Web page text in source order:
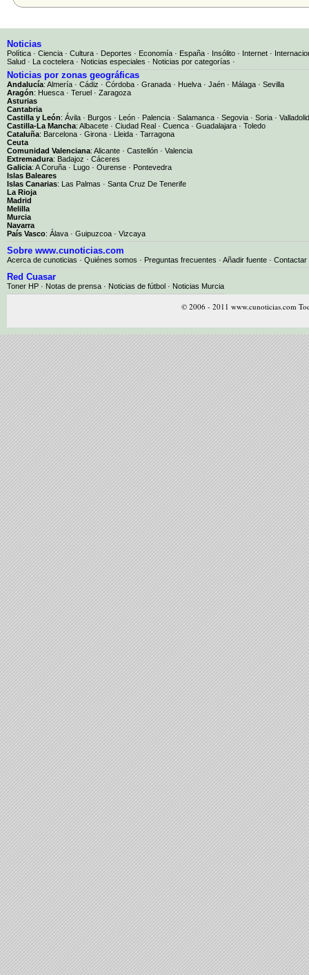
Noticias
Política · Ciencia · Cultura · Deportes · Economía · España · Insólito · Internet ·
Salud · La coctelera · Noticias especiales · Noticias por categorías ·
Noticias por zonas geográficas
Andalucía: Almería · Cádiz · Córdoba · Granada · Huelva · Jaén · Málaga · Sevilla
Aragón: Huesca · Teruel · Zaragoza
Asturias
Cantabria
Castilla y León: Ávila · Burgos · León · Palencia · Salamanca · Segovia · Soria · Valladolid
Castilla-La Mancha: Albacete · Ciudad Real · Cuenca · Guadalajara · Toledo
Cataluña: Barcelona · Girona · Lleida · Tarragona
Ceuta
Comunidad Valenciana: Alicante · Castellón · Valencia
Extremadura: Badajoz · Cáceres
Galicia: A Coruña · Lugo · Ourense · Pontevedra
Islas Baleares
Islas Canarias: Las Palmas · Santa Cruz De Tenerife
La Rioja
Madrid
Melilla
Murcia
Navarra
País Vasco: Álava · Guipuzcoa · Vizcaya
Sobre www.cunoticias.com
Acerca de cunoticias · Quiénes somos · Preguntas frecuentes · Añadir fuente · Contactar
Red Cuasar
Toner HP · Notas de prensa · Noticias de fútbol · Noticias Murcia
© 2006 - 2011 www.cunoticias.com